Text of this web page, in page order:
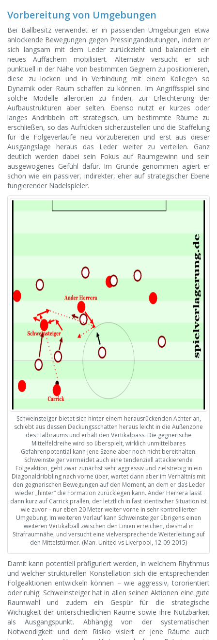
Vorbereitung von Umgebungen
Bei Ballbesitz verwendet er in passenden Umgebungen etwa
anlockende Bewegungen gegen Pressingandeutungen, indem er
sich langsam mit dem Leder zurückzieht und balanciert ein
neues Auffächern mobilisiert. Alternativ versucht er sich
punktuell in der Nähe von bestimmten Gegnern zu positionieren,
diese zu locken und in Verbindung mit einem Kollegen so
Dynamik oder Raum schaffen zu können. Im Angriffsspiel sind
solche Modelle allerorten zu finden, zur Erleichterung der
Aufbaustrukturen aber selten. Ebenso nutzt er kurzes oder
langes Andribbeln oft strategisch, um bestimmte Räume zu
erschließen, so das Aufrücken sicherzustellen und die Staffelung
für die Folgeverläufe neu vorzubereiten und erst aus dieser
Ausgangslage heraus das Leder weiter zu verteilen. Ganz
deutlich werden dabei sein Fokus auf Raumgewinn und sein
ausgewogenes Gefühl dafür. Im Grunde genommen agiert er
schon wie ein passiver, indirekter, eher auf strategischer Ebene
fungierender Nadelspieler.
Schweinsteiger bietet sich hinter einem herausrückenden Achter an,
schiebt aus dessen Deckungsschatten heraus leicht in die Außenzone
des Halbraums und erhält den Vertikalpass. Die gegnerische
Mittelfeldreihe wird so überspielt, wirklich unmittelbares
Gefahrenpotential kann jene Szene aber noch nicht bereithalten.
Schweinsteiger vermeidet auch eine tendenziell attackierende
Folgeaktion, geht zwar zunächst sehr aggressiv und zielstrebig in ein
Diagonaldribbling nach vorne über, wartet dann aber im Verhältnis mit
den gegnerischen Bewegungen auf den Moment, an dem er das Leder
wieder „hinter“ die Formation zurücklegen kann. Ander Herrera lässt
dann kurz auf Carrick prallen, der letztlich in fast identischer Situation ist
wie zuvor – nur eben 20 Meter weiter vorne in sehr kontrollierter
Umgebung. Im weiteren Verlauf kann Schweinsteiger übrigens einen
weiteren Vertikalball zwischen den Linien erreichen, diesmal in
Strafraumnähe, und versucht eine vielversprechende Weiterleitung auf
den Mittelstürmer. (Man. United vs Liverpool, 12-09-2015)
Damit kann potentiell präfiguriert werden, in welchem Rhythmus
und welcher strukturellen Konstellation sich die entsprechenden
Folgeaktionen entwickeln können – wie aggressiv, tororientiert
oder ruhig. Schweinsteiger hat in allen seinen Aktionen eine gute
Raumwahl und zudem ein Gespür für die strategische
Wichtigkeit der unterschiedlichen Räume sowie ihre Nutzbarkeit
als Ausgangspunkt. Abhängig von der systematischen
Notwendigkeit und dem Risiko visiert er jene Räume auch